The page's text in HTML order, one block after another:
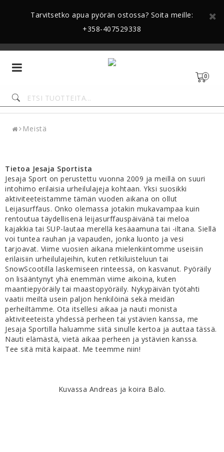
Tarvitsetko apua pyörän ostossa? Soita meille:
+358-407529338
0
Toggle
navigation
Meistä
Tietoa Jesaja Sportista
Jesaja Sport on perustettu vuonna 2009 ja meillä on suuri
intohimo erilaisia urheilulajeja kohtaan. Yksi suosikki
aktiviteeteistamme tämän vuoden aikana on ollut
Leijasurffaus. Onko olemassa jotakin mukavampaa kuin
rentoutua täydellisenä leijasurffauspäivänä tai meloa
kajakkia tai SUP-lautaa merellä kesäaamuna tai -iltana. Siellä
voi tuntea rauhan ja vapauden, jonka luonto ja vesi
tarjoavat. Viime vuosien aikana mielenkiintomme useisiin
erilaisiin urheilulajeihin, kuten retkiluisteluun tai
SnowScootilla laskemiseen rinteessä, on kasvanut. Pyöräily
on lisääntynyt yhä enemmän viime aikoina, kuten
maantiepyöräily tai maastopyöräily. Nykypäivän työtahti
vaatii meiltä usein paljon henkilöinä sekä meidän
perheiltämme. Ota itsellesi aikaa ja nauti monista
aktiviteeteista yhdessä perheen tai ystävien kanssa, me
Jesaja Sportilla haluamme siitä sinulle kertoa ja auttaa tässä.
Nauti elämästä, vietä aikaa perheen ja ystävien kanssa.
Tee sitä mitä kaipaat. Me teemme niin!
Kuvassa Andreas ja koira Balo.